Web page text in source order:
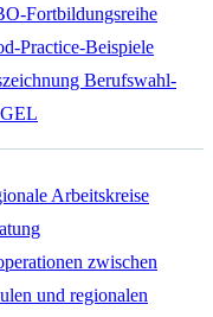
Fortbildungsreihe
Practice-Beispiele
Berufswahl-
Arbeitskreise
zwischen
und regionalen